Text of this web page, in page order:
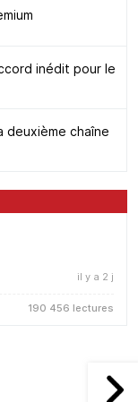
inédit pour le
deuxième chaîne
il y a 2 j
190 456 lectures